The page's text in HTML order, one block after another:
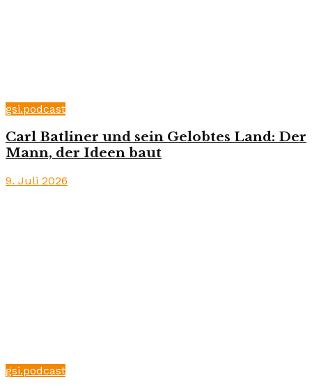
gsi.podcast
Carl Batliner und sein Gelobtes Land: Der
Mann, der Ideen baut
9. Juli 2026
gsi.podcast